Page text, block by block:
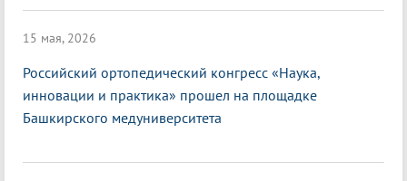
15 мая, 2026
Российский ортопедический конгресс «Наука,
инновации и практика» прошел на площадке
Башкирского медуниверситета